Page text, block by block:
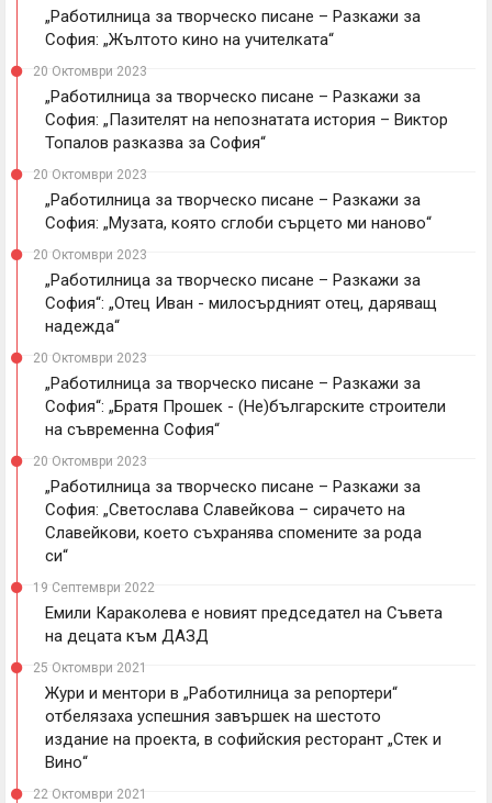
„Работилница за творческо писане – Разкажи за
София: „Жълтото кино на учителката“
20 Октомври 2023
„Работилница за творческо писане – Разкажи за
София: „Пазителят на непознатата история – Виктор
Топалов разказва за София“
20 Октомври 2023
„Работилница за творческо писане – Разкажи за
София: „Музата, която сглоби сърцето ми наново“
20 Октомври 2023
„Работилница за творческо писане – Разкажи за
София“: „Отец Иван - милосърдният отец, даряващ
надежда“
20 Октомври 2023
„Работилница за творческо писане – Разкажи за
София“: „Братя Прошек - (Не)българските строители
на съвременна София“
20 Октомври 2023
„Работилница за творческо писане – Разкажи за
София: „Светослава Славейкова – сирачето на
Славейкови, което съхранява спомените за рода
си“
19 Септември 2022
Емили Караколева е новият председател на Съвета
на децата към ДАЗД
25 Октомври 2021
Жури и ментори в „Работилница за репортери“
отбелязаха успешния завършек на шестото
издание на проекта, в софийския ресторант „Стек и
Вино“
22 Октомври 2021